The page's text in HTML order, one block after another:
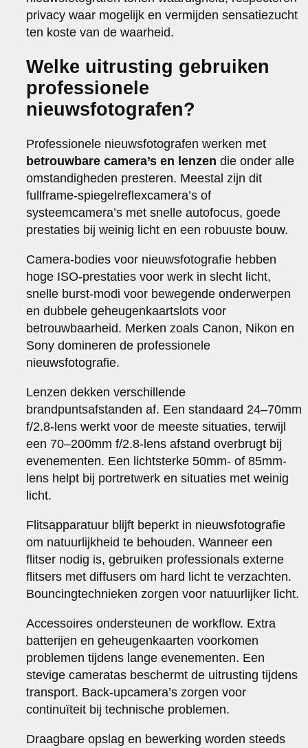
privacy waar mogelijk en vermijden sensatiezucht
ten koste van de waarheid.
Welke uitrusting gebruiken
professionele
nieuwsfotografen?
Professionele nieuwsfotografen werken met
betrouwbare camera’s en lenzen die onder alle
omstandigheden presteren. Meestal zijn dit
fullframe-spiegelreflexcamera’s of
systeemcamera’s met snelle autofocus, goede
prestaties bij weinig licht en een robuuste bouw.
Camera-bodies voor nieuwsfotografie hebben
hoge ISO-prestaties voor werk in slecht licht,
snelle burst-modi voor bewegende onderwerpen
en dubbele geheugenkaartslots voor
betrouwbaarheid. Merken zoals Canon, Nikon en
Sony domineren de professionele
nieuwsfotografie.
Lenzen dekken verschillende
brandpuntsafstanden af. Een standaard 24–70mm
f/2.8-lens werkt voor de meeste situaties, terwijl
een 70–200mm f/2.8-lens afstand overbrugt bij
evenementen. Een lichtsterke 50mm- of 85mm-
lens helpt bij portretwerk en situaties met weinig
licht.
Flitsapparatuur blijft beperkt in nieuwsfotografie
om natuurlijkheid te behouden. Wanneer een
flitser nodig is, gebruiken professionals externe
flitsers met diffusers om hard licht te verzachten.
Bouncingtechnieken zorgen voor natuurlijker licht.
Accessoires ondersteunen de workflow. Extra
batterijen en geheugenkaarten voorkomen
problemen tijdens lange evenementen. Een
stevige cameratas beschermt de uitrusting tijdens
transport. Back-upcamera’s zorgen voor
continuïteit bij technische problemen.
Draagbare opslag en bewerking worden steeds